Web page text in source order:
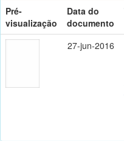
Pré-
visualização
Data do
documento
27-jun-2016